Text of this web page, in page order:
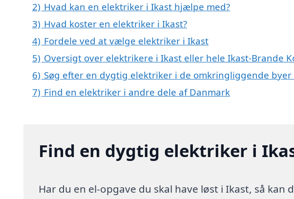
2) Hvad kan en elektriker i Ikast hjælpe med?
3) Hvad koster en elektriker i Ikast?
4) Fordele ved at vælge elektriker i Ikast
5) Oversigt over elektrikere i Ikast eller hele Ikast-Brande
6) Søg efter en dygtig elektriker i de omkringliggende byer
7) Find en elektriker i andre dele af Danmark
Find en dygtig elektriker i
Har du en el-opgave du skal have løst i Ikast, så kan